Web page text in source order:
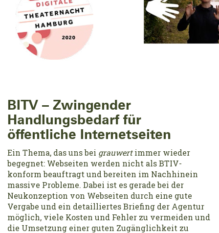
BITV – Zwingender
Handlungsbedarf für
öffentliche Internetseiten
Ein Thema, das uns bei grauwertimmer wieder
begegnet: Webseiten werden nicht als BTIV-
konform beauftragt und bereiten im Nachhinein
massive Probleme. Dabei ist es gerade bei der
Neukonzeption von Webseiten durch eine gute
Vergabe und ein detailliertes Briefing der Agentur
möglich, viele Kosten und Fehler zu vermeiden und
die Umsetzung einer guten Zugänglichkeit zu